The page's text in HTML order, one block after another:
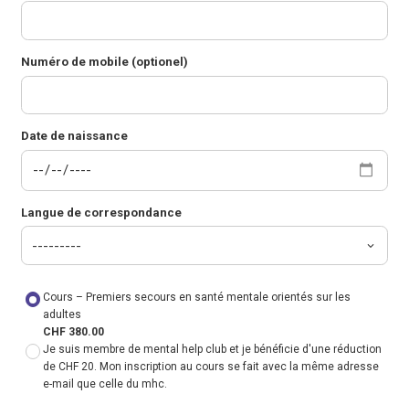
Numéro de mobile (optionel)
Date de naissance
Langue de correspondance
Cours – Premiers secours en santé mentale orientés sur les
adultes
CHF 380.00
Je suis membre de mental help club et je bénéficie d'une réduction
de CHF 20. Mon inscription au cours se fait avec la même adresse
e-mail que celle du mhc.